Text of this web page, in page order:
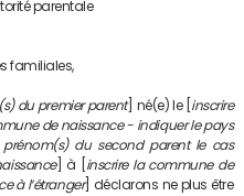
parentale
familiales,
du premier parent] né(e) le [ inscrire
de naissance - indiquer le pays
du second parent le cas
] à [
inscrire la commune de
à l’étranger] déclarons ne plus être